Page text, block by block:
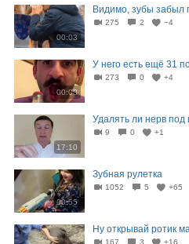
00:03
Видимо, зубы забыл
275 2 −4
00:08
У него есть ещё 31
273 0 +4
17:10
Удалять ли нерв под
9 0 +1
00:55
Зубная рулетка
1052 5 +65
Ну открывай ротик
167 3 +16